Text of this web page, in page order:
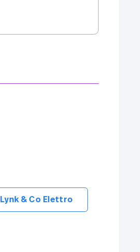
Lynk & Co Elettro